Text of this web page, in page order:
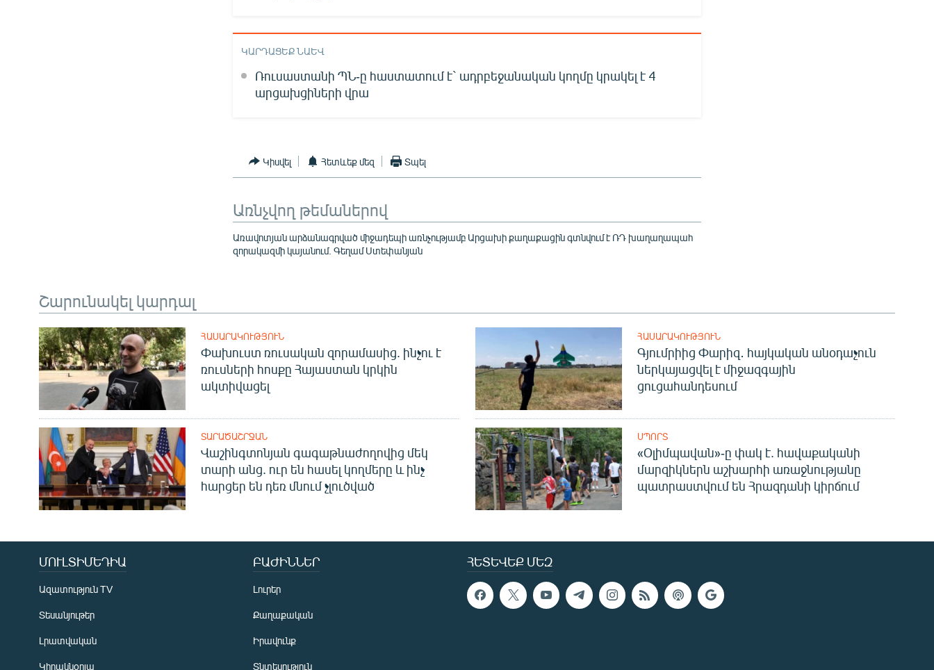
ԿԱՐԴԱՑԵՔ ՆԱԵՎ
Ռուսաստանի ՊՆ-ը հաստատում է` ադրբեջանական կողմը կրակել է 4
արցախցիների վրա
Կիսվել Հետևեք մեզ Տպել
Առնչվող թեմաներով
Առավոտյան արձանագրված միջադեպի առնչությամբ Արցախի քաղաքացին գտնվում է ՌԴ խաղաղապահ
զորակազմի կայանում. Գեղամ Ստեփանյան
Շարունակել կարդալ
ՀԱՍԱՐԱԿՈՒԹՅՈՒՆ
Փախուստ ռուսական զորամասից. ինչու է
ռուսների հոսքը Հայաստան կրկին
ակտիվացել
ՀԱՍԱՐԱԿՈՒԹՅՈՒՆ
Գյումրիից Փարիզ․ հայկական անօդաչուն
ներկայացվել է միջազգային
ցուցահանդեսում
ՏԱՐԱԾԱՇՐՋԱՆ
Վաշինգտոնյան գագաթնաժողովից մեկ
տարի անց. ուր են հասել կողմերը և ինչ
հարցեր են դեռ մնում չլուծված
ՍՊՈՐՏ
«Օլիմպավան»-ը փակ է. հավաքականի
մարզիկներն աշխարհի առաջնությանը
պատրաստվում են Հրազդանի կիրճում
ՀԵՏԵՎԵՔ ՄԵԶ
ՄՈՒԼՏԻՄԵԴԻԱ
Ազատություն TV
Տեսանյութեր
Լրատվական
Կիրակնօրյա
ԲԱԺԻՆՆԵՐ
Լուրեր
Քաղաքական
Իրավունք
Տնտեսություն